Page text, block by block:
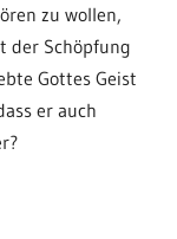
zu wollen,
der Schöpfung
Gottes Geist
er auch